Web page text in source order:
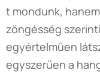
t mondunk,
zöngésség
egyértelműen
egyszerűen a